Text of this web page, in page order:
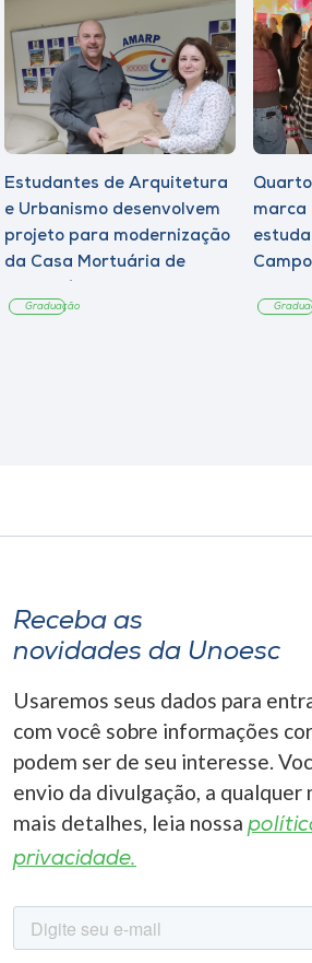
Estudantes de Arquitetura
e Urbanismo desenvolvem
projeto para modernização
da Casa Mortuária de
Graduação
marca
Receba as
novidades da Unoesc
Usaremos seus dados para
com você sobre informações
podem ser de seu interesse.
envio da divulgação, a qualquer
mais detalhes, leia nossa
privacidade.